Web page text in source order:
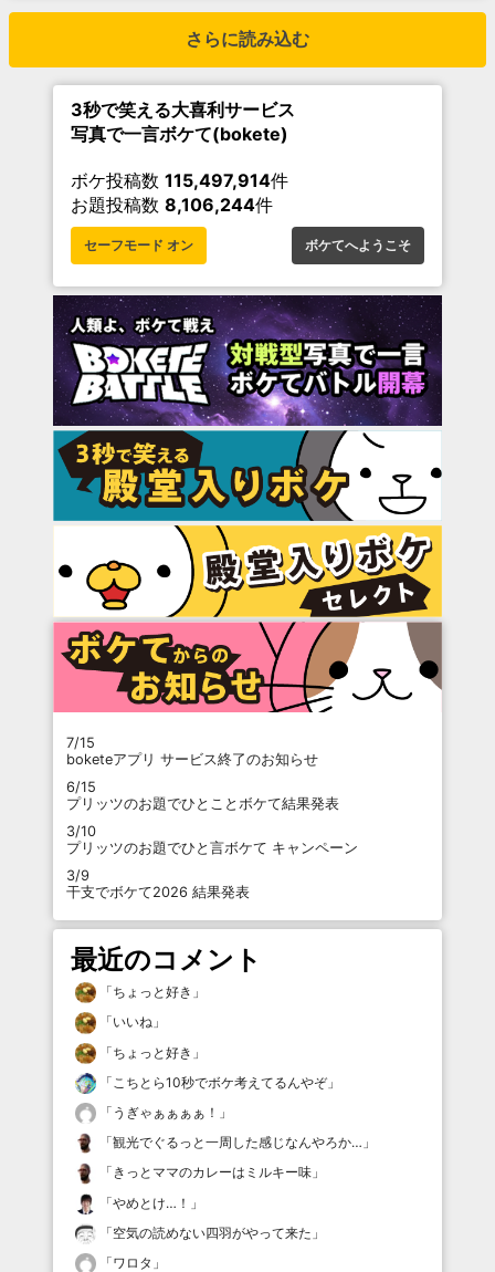
さらに読み込む
3秒で笑える大喜利サービス
写真で一言ボケて(bokete)
ボケ投稿数 115,497,914件
お題投稿数 8,106,244件
セーフモード オン ボケてへようこそ
7/15
boketeアプリ サービス終了のお知らせ
6/15
プリッツのお題でひとことボケて結果発表
3/10
プリッツのお題でひと言ボケて キャンペーン
3/9
干支でボケて2026 結果発表
最近のコメント
「ちょっと好き 」
「いいね 」
「ちょっと好き 」
「 こちとら10秒でボケ考えてるんやぞ」
「 うぎゃぁぁぁぁ！ 」
「観光でぐるっと一周した感じなんやろか… 」
「 きっとママのカレーはミルキー味 」
「やめとけ…！ 」
「空気の読めない四羽がやって来た 」
「ワロタ 」